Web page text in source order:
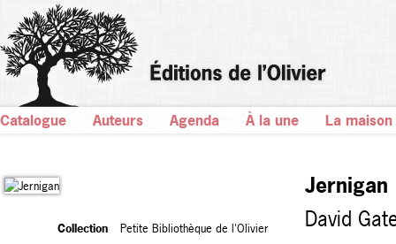
Catalogue Auteurs Agenda À la une La maison
Collection
Petite Bibliothèque de l'Olivier
Jernigan
David